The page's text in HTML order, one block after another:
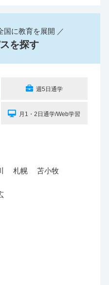
国に教育を展開 ／
を探す
週5日通学
月1・2日通学/Web学習
札幌 苫小牧